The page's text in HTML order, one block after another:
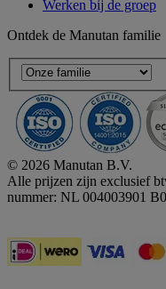
Werken bij de groep
Ontdek de Manutan familie
© 2026 Manutan B.V.
Alle prijzen zijn exclusief
nummer: NL 004003901